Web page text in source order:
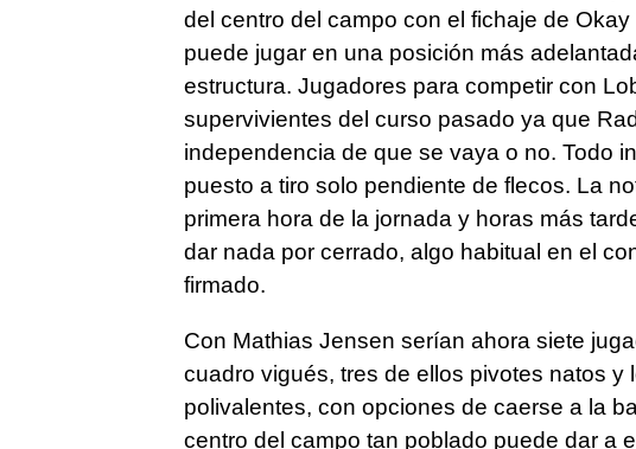
del centro del campo con el fichaje de
puede jugar en una posición más
estructura. Jugadores para competir con
supervivientes del curso pasado ya que
independencia de que se vaya o no. Todo
puesto a tiro solo pendiente de flecos. La
primera hora de la jornada y horas más
dar nada por cerrado, algo habitual en el
firmado.
Con Mathias Jensen serían ahora siete
cuadro vigués, tres de ellos pivotes natos y
polivalentes, con opciones de caerse a la
centro del campo tan poblado puede dar a